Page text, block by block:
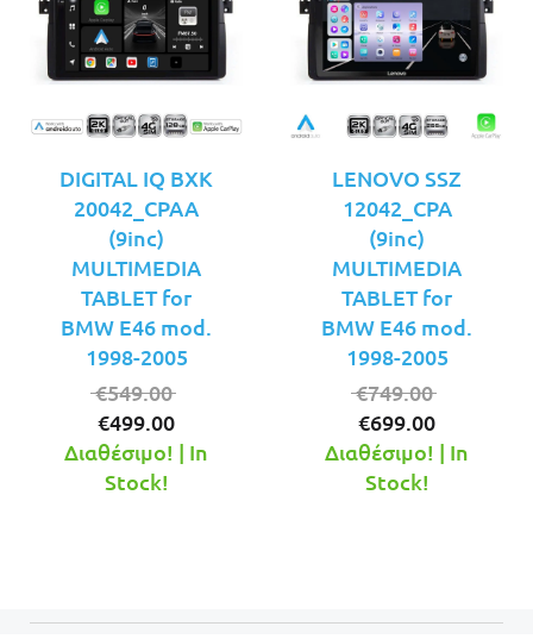
DIGITAL IQ BXK
20042_CPAA
(9inc)
MULTIMEDIA
TABLET for
BMW E46 mod.
1998-2005
€549.00
was:
€499.00
τρέχουσα
Διαθέσιμο! | In
Stock!
LENOVO SSZ
12042_CPA
(9inc)
MULTIMEDIA
TABLET for
BMW E46 mod.
1998-2005
€749.00
was:
€699.00
τρέχουσα
Διαθέσιμο! | In
Stock!